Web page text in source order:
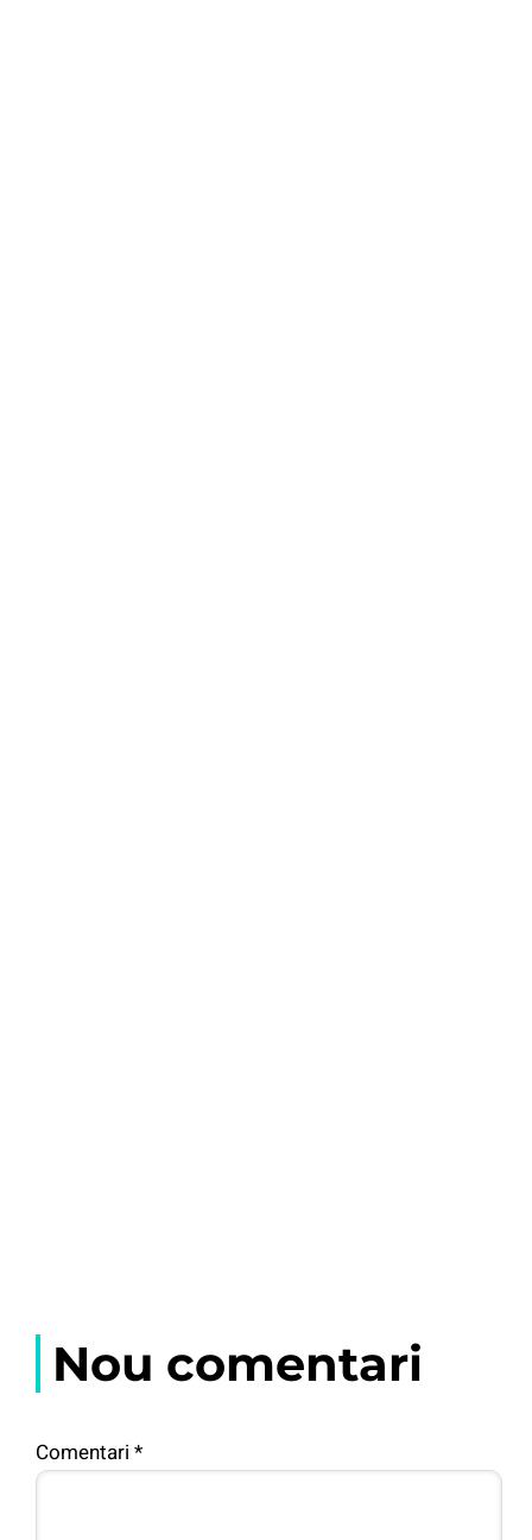
Nou comentari
Comentari *